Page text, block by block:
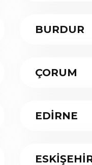
BURDUR
ÇORUM
EDİRNE